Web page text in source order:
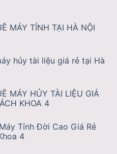
MÁY TÍNH TẠI HÀ NỘI
hủy tài liệu giá rẻ tại Hà
MÁY HỦY TÀI LIỆU GIÁ
KHOA 4
Tính Đời Cao Giá Rẻ
4